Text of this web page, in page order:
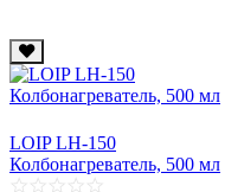
LOIP LH-150
Колбонагреватель, 500 мл